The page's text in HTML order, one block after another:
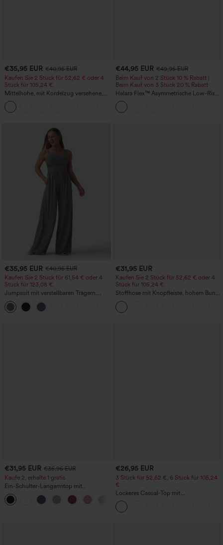
€35,95 EUR €40,95 EUR
Kaufen Sie 2 Stück für 52,62 € oder 4
Stück für 105,24 €.
Mittelhohe, mit Kordelzug versehene,
schnelltrocknende Golfhose mit schmal
zulaufendem Schnitt, abgerundetem
Saum und Taschen – UPF 40+
€44,95 EUR €49,95 EUR
Beim Kauf von 2 Stück 10 % Rabatt |
Beim Kauf von 3 Stück 20 % Rabatt
Halara Flex™ Asymmetrische Low-Rise-
Jeans mit Reißverschlusstaschen,
Baggy-Stil, weitem Bein, gewaschen,
lässig
€35,95 EUR €40,95 EUR
Kaufen Sie 2 Stück für 61,54 € oder 4
Stück für 123,08 €.
Jumpsuit mit verstellbaren Trägern,
gerafftem Detail, weitem Bein und
meliertem Stoff, lässig, mit Taschen -
Easy Peezy
€31,95 EUR
Kaufen Sie 2 Stück für 52,62 € oder 4
Stück für 105,24 €.
Stoffhose mit Knopfleiste, hohem Bund,
mehreren Taschen und geradem Bein
€31,95 EUR €35,95 EUR
Kaufe 2, erhalte 1 gratis
Ein-Schulter-Langarmtop mit
Daumenloch, geschwungener Saum
(High-Low), schnell trocknend – Yoga-
Sporttop mit integriertem BH
€26,95 EUR
3 Stück für 52,62 €, 6 Stück für 105,24
€
Lockeres Casual-Top mit
Rundhalsausschnitt und
Fledermausärmeln